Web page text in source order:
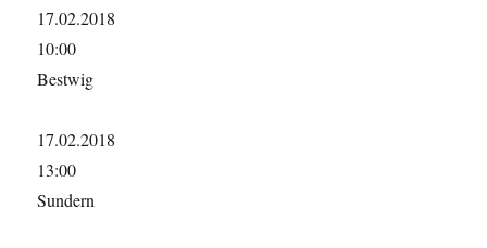
17.02.2018
10:00
Bestwig
17.02.2018
13:00
Sundern